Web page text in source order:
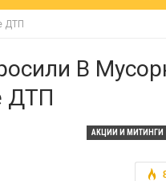
ДТП
В
ДТП
АКЦИИ И МИТИНГИ